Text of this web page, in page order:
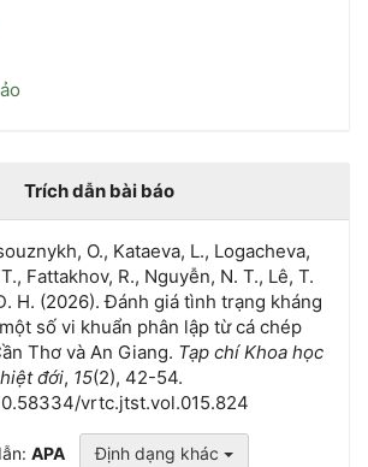
Trích dẫn bài báo
O., Kataeva, L., Logacheva,
Fattakhov, R., Nguyễn, N. T., Lê, T.
H. (2026). Đánh giá tình trạng kháng
số vi khuẩn phân lập từ cá chép
Thơ và An Giang. Tạp chí Khoa học
đới, 15(2), 42-54.
vrtc.jtst.vol.015.824
APA Định dạng khác